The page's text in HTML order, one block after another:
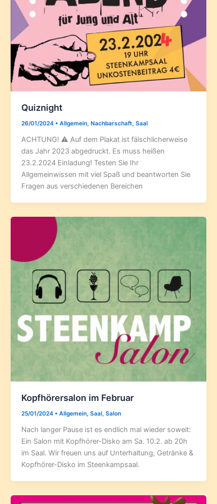
Quiznight
26/01/2024 •Allgemein,Nachbarschaft,Saal
ACHTUNG! ⚠️ Auf dem Plakat ist fälschlicherweise
das Jahr 2023 abgedruckt. Es muss heißen
23.2.2024 Einladung! Testen Sie Ihr
Allgemeinwissen mit viel Spaß und beantworten Sie
Fragen aus verschiedenen Bereichen
Kopfhörersalon im Februar
25/01/2024 •Allgemein,Saal,Salon
Nach langer Pause ist es endlich mal wieder soweit:
Ein Salon mit Kopfhörer-Disko am Sa. 10.2. ab 20h
im Saal. Wir freuen uns auf Unterhaltung, Getränke &
Kopfhörer-Disko im Steenkampsaal.